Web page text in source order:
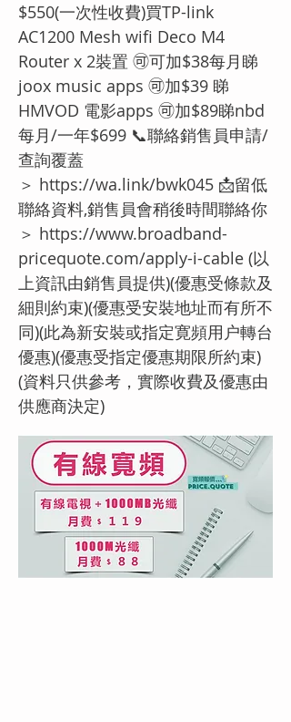
$550(一次性收費)買TP-link
AC1200 Mesh wifi Deco M4
Router x 2裝置 🉑可加$38每月睇
joox music apps 🉑加$39 睇
HMVOD 電影apps 🉑加$89睇nbd
每月/一年$699 📞聯絡銷售員申請/
查詢覆蓋
＞ https://wa.link/bwk045 📩留低
聯絡資料,銷售員會稍後時間聯絡你
＞ https://www.broadband-
pricequote.com/apply-i-cable (以
上資訊由銷售員提供)(優惠受條款及
細則約束)(優惠受安裝地址而有所不
同)(此為新安裝或指定寛頻用户轉台
優惠)(優惠受指定優惠期限所約束)
(資料只供參考，實際收費及優惠由
供應商決定)